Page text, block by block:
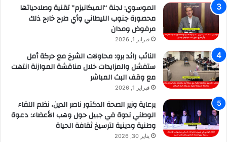
الموسوي: لجنة “الميكانيزم” تقنية وصلاحياتها
محصورة جنوب الليطاني وأي طرح خارج ذلك
مرفوض ومدان
فبراير 1, 2026
النائب رائد برو: محاولات الشرخ مع حركة أمل
ستفشل والمزايدات خلال مناقشة الموازنة انتهت
مع وقف البث المباشر
فبراير 1, 2026
برعاية وزير الصحة الدكتور ناصر الدين، نظم اللقاء
الوطني ندوة في جبيل حول وهب الأعضاء: دعوة
وطنية ودينية لترسيخ ثقافة الحياة
يناير 30, 2026